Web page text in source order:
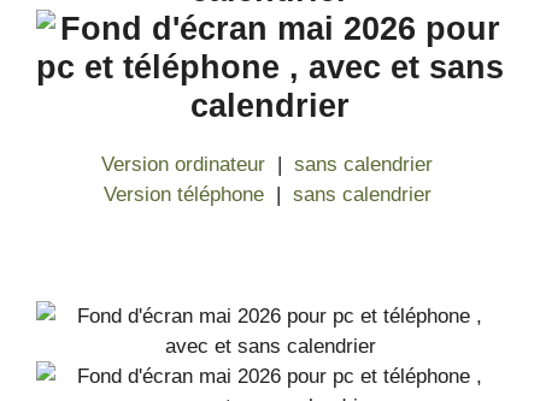
Version ordinateur | sans calendrier
Version téléphone| sans calendrier